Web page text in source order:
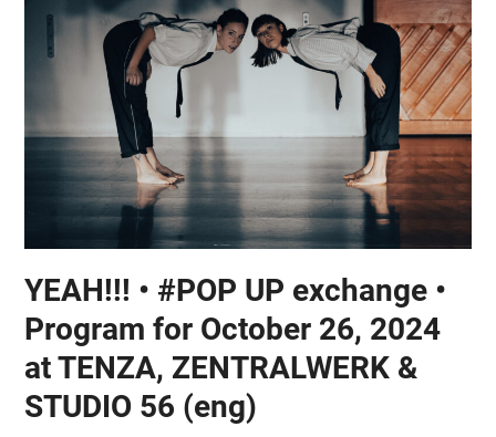
YEAH!!! • #POP UP exchange •
Program for October 26, 2024
at TENZA, ZENTRALWERK &
STUDIO 56 (eng)